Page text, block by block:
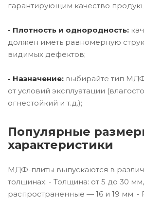
гарантирующим качество
- Плотность и однородность:
должен иметь равномерную
видимых дефектов;
- Назначение: выбирайте тип
от условий эксплуатации
огнестойкий и т.д.);
Популярные
характеристики
МДФ-плиты выпускаются в
толщинах: - Толщина: от 5 до 30
распространенные — 16 и 19 мм. -